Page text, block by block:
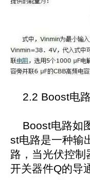
2.2 Boost电路
Boost电路如
st电路是一种输
路，当光伏控
开关器件Q的导